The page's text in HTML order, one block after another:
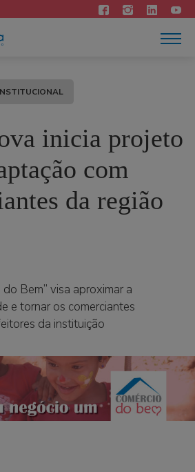
Acontece
inicia projeto
com
da região
do Bem” visa aproximar a
e tornar os comerciantes
da instituição